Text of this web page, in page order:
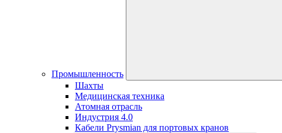
Промышленность
Шахты
Медицинская техника
Атомная отрасль
Индустрия 4.0
Кабели Prysmian для портовых кранов